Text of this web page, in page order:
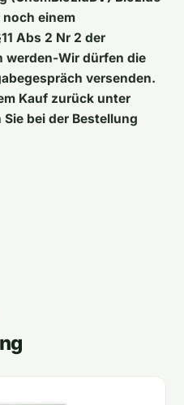
noch einem
Abs 2 Nr 2 der
werden-Wir dürfen die
versenden.
Kauf zurück unter
bei der Bestellung